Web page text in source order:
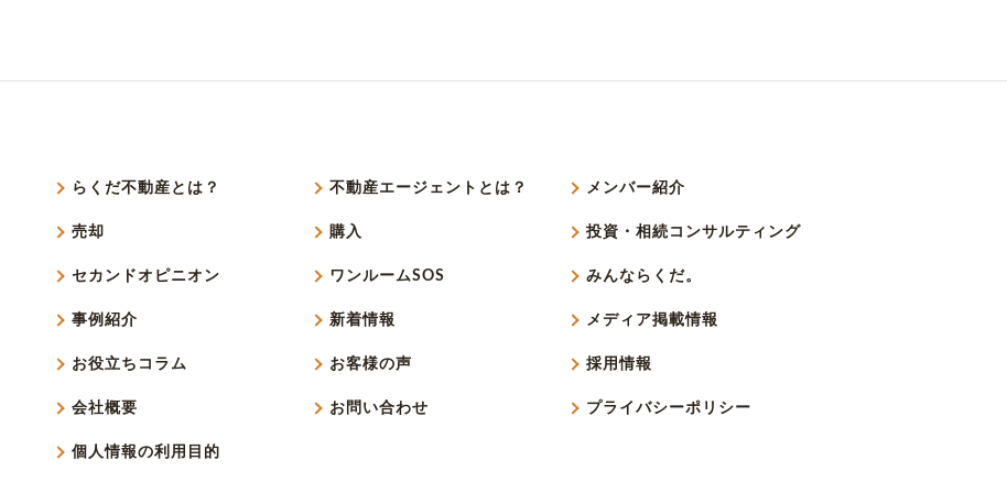
らくだ不動産とは？ 不動産エージェントとは？ メンバー紹介
売却 購入 投資・相続コンサルティング
セカンドオピニオン ワンルームSOS みんならくだ。
事例紹介 新着情報 メディア掲載情報
お役立ちコラム お客様の声 採用情報
会社概要 お問い合わせ プライバシーポリシー
個人情報の利用目的